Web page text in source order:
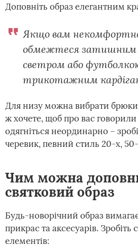
Доповніть образ елегантним
Якщо вам
обмежтеся затишним
светром або
трикотажним
Для низу можна вибрати
ж хочете, щоб про вас говорили
одягніться неординарно –
черевик, певний стиль 20-х,
Чим можна
святковий образ
Будь-новорічний образ
прикрас та аксесуарів. Зробіть
елементів: